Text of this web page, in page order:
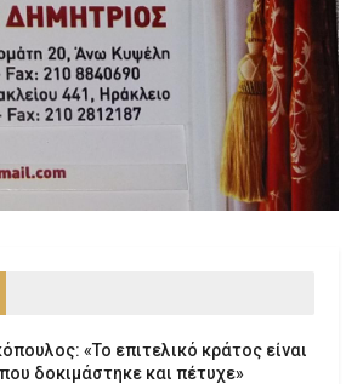
«Το επιτελικό κράτος είναι
δοκιμάστηκε και πέτυχε»